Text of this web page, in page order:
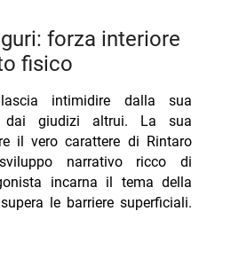
fisico
intimidire dalla sua
giudizi altrui. La sua
il vero carattere di Rintaro
narrativo ricco di
incarna il tema della
le barriere superficiali.